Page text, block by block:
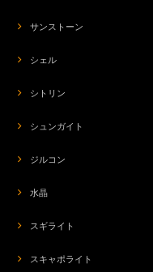
サンストーン
シェル
シトリン
シュンガイト
ジルコン
水晶
スギライト
スキャポライト